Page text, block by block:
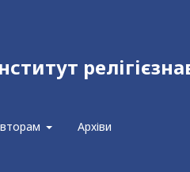
Архіви